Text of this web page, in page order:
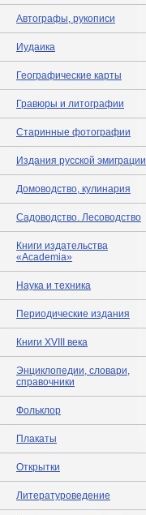
Автографы, рукописи
Иудаика
Географические карты
Гравюры и литографии
Старинные фотографии
Издания русской эмиграции
Домоводство, кулинария
Садоводство. Лесоводство
Книги издательства
«Academia»
Наука и техника
Периодические издания
Книги XVIII века
Энциклопедии, словари,
справочники
Фольклор
Плакаты
Открытки
Литературоведение